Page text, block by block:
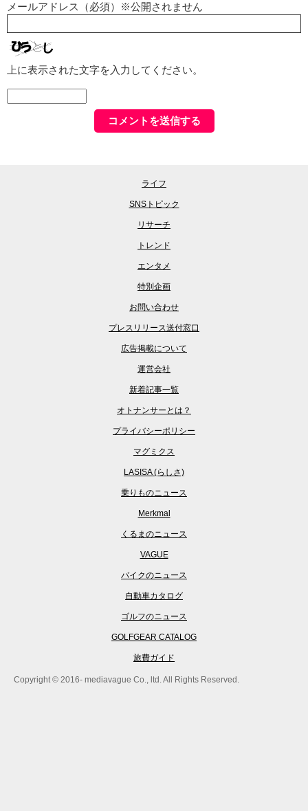
メールアドレス（必須）※公開されません
上に表示された文字を入力してください。
ライフ
SNSトピック
リサーチ
トレンド
エンタメ
特別企画
お問い合わせ
プレスリリース送付窓口
広告掲載について
運営会社
新着記事一覧
オトナンサーとは？
プライバシーポリシー
マグミクス
LASISA (らしさ)
乗りものニュース
Merkmal
くるまのニュース
VAGUE
バイクのニュース
自動車カタログ
ゴルフのニュース
GOLFGEAR CATALOG
旅費ガイド
Copyright © 2016- mediavague Co., ltd. All Rights Reserved.